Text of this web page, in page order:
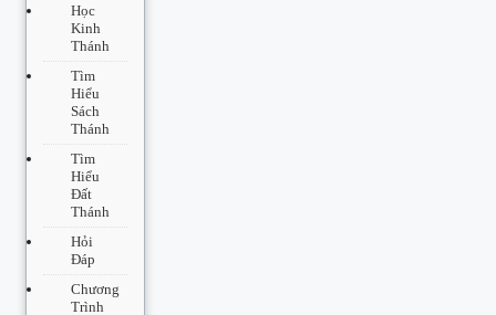
Học
Kinh
Thánh
Tìm
Hiểu
Sách
Thánh
Tìm
Hiểu
Đất
Thánh
Hỏi
Đáp
Chương
Trình